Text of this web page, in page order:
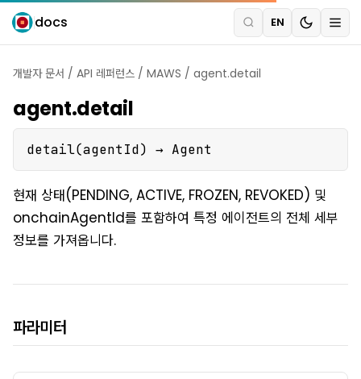
docs EN
개발자 문서 / API 레퍼런스 / MAWS / agent.detail
agent.detail
detail(agentId) → Agent
현재 상태(PENDING, ACTIVE, FROZEN, REVOKED) 및
onchainAgentId를 포함하여 특정 에이전트의 전체 세부
정보를 가져옵니다.
파라미터